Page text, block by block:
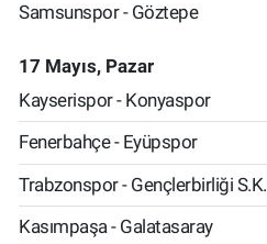
Samsunspor - Göztepe
17 Mayıs, Pazar
Kayserispor - Konyaspor
Fenerbahçe - Eyüpspor
Trabzonspor - Gençlerbirliği S.K.
Kasımpaşa - Galatasaray